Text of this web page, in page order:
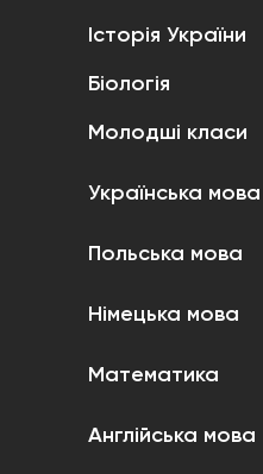
Історія України
Біологія
Молодші класи
Українська мова
Польська мова
Німецька мова
Математика
Англійська мова